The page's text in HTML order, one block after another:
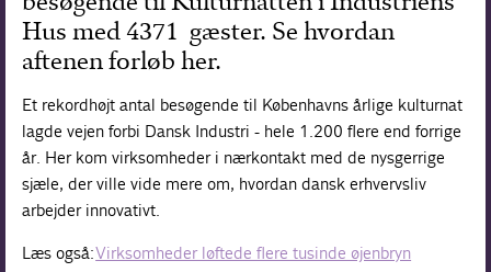
Hus med 4371 gæster. Se hvordan
aftenen forløb her.
Et rekordhøjt antal besøgende til Københavns årlige kulturnat
lagde vejen forbi Dansk Industri - hele 1.200 flere end forrige
år. Her kom virksomheder i nærkontakt med de nysgerrige
sjæle, der ville vide mere om, hvordan dansk erhvervsliv
arbejder innovativt.
Læs også:Virksomheder løftede flere tusinde øjenbryn